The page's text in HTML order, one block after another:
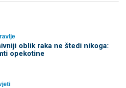
oblik raka ne štedi nikoga:
opekotine